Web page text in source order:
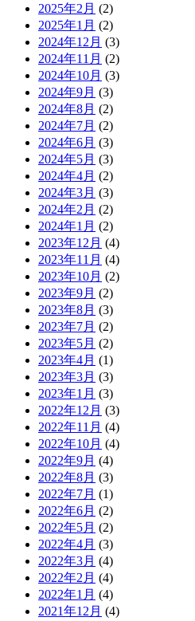
2025年2月 (2)
2025年1月 (2)
2024年12月 (3)
2024年11月 (2)
2024年10月 (3)
2024年9月 (3)
2024年8月 (2)
2024年7月 (2)
2024年6月 (3)
2024年5月 (3)
2024年4月 (2)
2024年3月 (3)
2024年2月 (2)
2024年1月 (2)
2023年12月 (4)
2023年11月 (4)
2023年10月 (2)
2023年9月 (2)
2023年8月 (3)
2023年7月 (2)
2023年5月 (2)
2023年4月 (1)
2023年3月 (3)
2023年1月 (3)
2022年12月 (3)
2022年11月 (4)
2022年10月 (4)
2022年9月 (4)
2022年8月 (3)
2022年7月 (1)
2022年6月 (2)
2022年5月 (2)
2022年4月 (3)
2022年3月 (4)
2022年2月 (4)
2022年1月 (4)
2021年12月 (4)